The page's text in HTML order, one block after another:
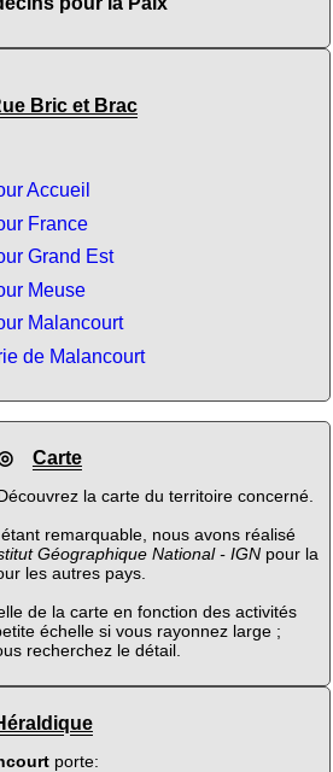
Bric et Brac
Accueil
France
Grand Est
Meuse
Malancourt
de Malancourt
Carte
la carte du territoire concerné.
remarquable, nous avons réalisé
Géographique National - IGNpour la
les autres pays.
de la carte en fonction des activités
échelle si vous rayonnez large ;
recherchez le détail.
porte: